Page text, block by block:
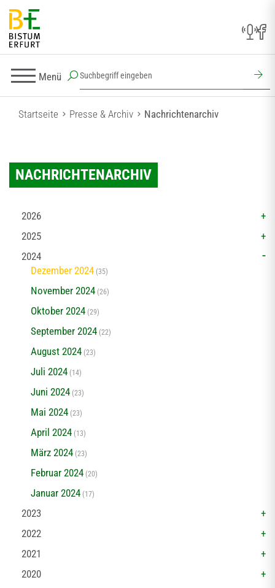
Menü
Startseite Presse & Archiv Nachrichtenarchiv
NACHRICHTENARCHIV
2026
2025
2024
Dezember 2024 (35)
November 2024 (26)
Oktober 2024 (29)
September 2024 (22)
August 2024 (23)
Juli 2024 (14)
Juni 2024 (23)
Mai 2024 (23)
April 2024 (13)
März 2024 (23)
Februar 2024 (20)
Januar 2024 (17)
2023
2022
2021
2020